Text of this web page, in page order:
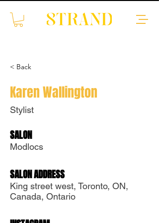
< Back
Karen Wallington
Stylist
SALON
Modlocs
SALON ADDRESS
King street west, Toronto, ON,
Canada, Ontario
Translate
US English
FRFrench · Français